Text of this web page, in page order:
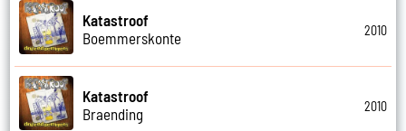
Katastroof
Boemmerskonte
2010
Katastroof
Braending
2010